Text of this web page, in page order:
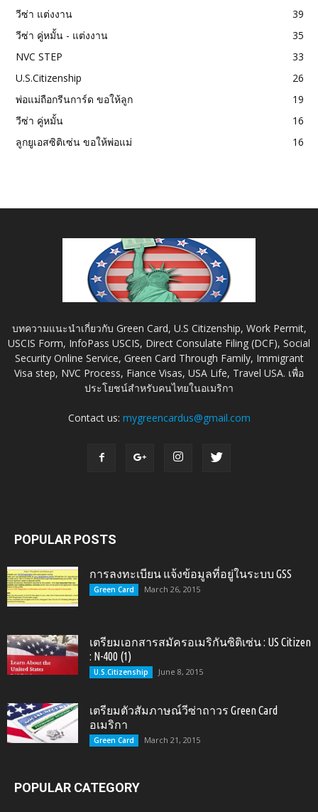
วีซ่า แต่งงาน
39
วีซ่า คู่หมั้น - แต่งงาน
35
NVC STEP
33
U.S.Citizenship
26
พ่อแม่ถือกรีนการ์ด ขอให้ลูก
19
วีซ่า คู่หมั้น
16
ลูกยูเอสซิติเซ่น ขอให้พ่อแม่
16
บทความแนะนำเกี่ยวกับ Green Card, U.S Citizenship, Work Permit,
USCIS Form, InfoPass USCIS, Direct Consulate Filing (DCF), Social
Security Online Service, Green Card Through Family, Immigrant
Visa step, NVC Process, Fiance Visas, USA Life, Travel USA. เพื่อ
ประโยชน์สำหรับคนไทยในอเมริกา
Contact us: mygreencardus@gmail.com
POPULAR POSTS
การลงทะเบียน แจ้งข้อมูลที่อยู่ในระบบ GSS
Green Card March 26, 2015
เตรียมเอกสารสมัครอเมริกันซิติเซ่น : US Citizen
: N-400 (1)
U.S.Citizenship June 8, 2015
เตรียมตัวสัมภาษณ์วีซ่าถาวร Green Card
อเมริกา
Green Card March 21, 2015
POPULAR CATEGORY